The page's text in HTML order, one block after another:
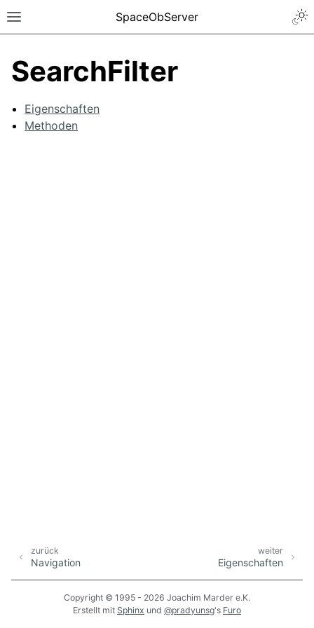
SpaceObServer
SearchFilter
Eigenschaften
Methoden
weiter
Eigenschaften
zurück
Navigation
Copyright © 1995 - 2026 Joachim Marder e.K.
Erstellt mit Sphinx und @pradyunsg's Furo